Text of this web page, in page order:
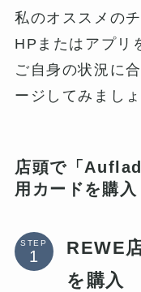
私のオススメの
HPまたはアプリ
ご自身の状況に
ージしてみましょ
店頭で 「
用カードを購入
STEP
REWE
を購入